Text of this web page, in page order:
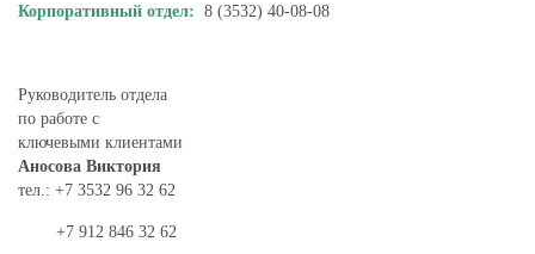
Корпоративный отдел: 8 (3532) 40-08-08
Руководитель отдела
по работе с
ключевыми клиентами
Аносова Виктория
тел.: +7 3532 96 32 62
+7 912 846 32 62